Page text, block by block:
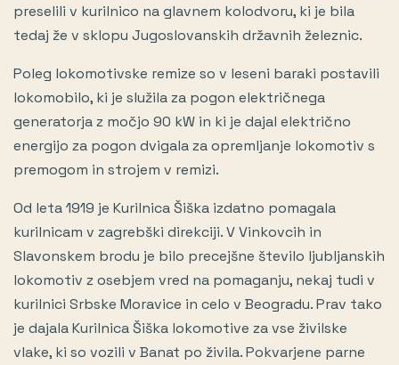
preselili v kurilnico na glavnem kolodvoru, ki je bila
tedaj že v sklopu Jugoslovanskih državnih železnic.
Poleg lokomotivske remize so v leseni baraki postavili
lokomobilo, ki je služila za pogon električnega
generatorja z močjo 90 kW in ki je dajal električno
energijo za pogon dvigala za opremljanje lokomotiv s
premogom in strojem v remizi.
Od leta 1919 je Kurilnica Šiška izdatno pomagala
kurilnicam v zagrebški direkciji. V Vinkovcih in
Slavonskem brodu je bilo precejšne število ljubljanskih
lokomotiv z osebjem vred na pomaganju, nekaj tudi v
kurilnici Srbske Moravice in celo v Beogradu. Prav tako
je dajala Kurilnica Šiška lokomotive za vse živilske
vlake, ki so vozili v Banat po živila. Pokvarjene parne